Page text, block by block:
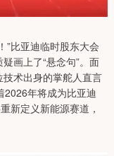
”比亚迪临时股东大会
画上了“悬念句”。面
术出身的掌舵人直言
年将成为比亚迪
新定义新能源赛道，